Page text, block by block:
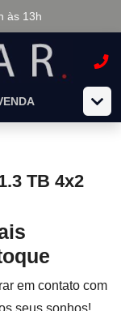
às 13h
TB 4x2
em contato com
seus sonhos!